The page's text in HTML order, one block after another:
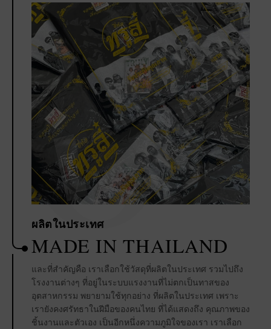
6
ผลิตในประเทศ
MADE IN THAILAND
และที่สำคัญคือ เราเลือกใช้วัสดุที่ผลิตในประเทศ รวมไปถึง
โรงงานต่างๆ ที่อยู่ในระบบแรงงานที่ไม่ตกเป็นทาสของ
อุตสาหกรรม พยายามใช้ทุกอย่าง ที่ผลิตในประเทศ เพราะ
เรายังคงศรัทธาในฝีมือของคนไทย ที่ได้แสดงถึง คุณภาพของ
ชิ้นงานและตัวเอง เป็นอีกหนึ่งความภูมิใจของเรา เราเลือก